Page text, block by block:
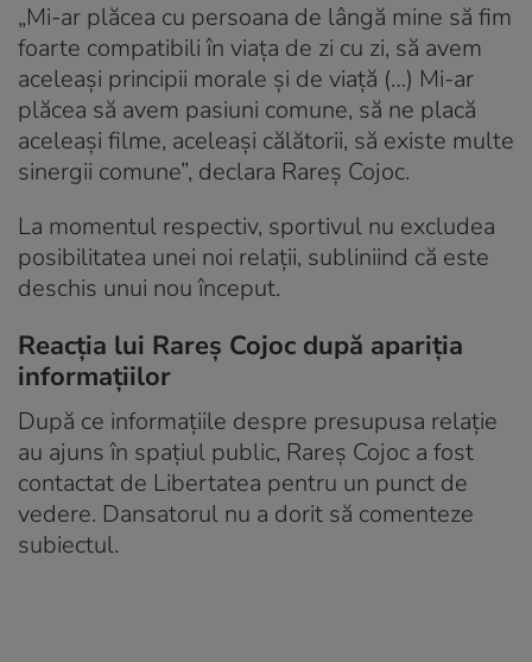
„Mi-ar plăcea cu persoana de lângă mine să fim
foarte compatibili în viața de zi cu zi, să avem
aceleași principii morale și de viață (…) Mi-ar
plăcea să avem pasiuni comune, să ne placă
aceleași filme, aceleași călătorii, să existe multe
sinergii comune”, declara Rareș Cojoc.
La momentul respectiv, sportivul nu excludea
posibilitatea unei noi relații, subliniind că este
deschis unui nou început.
Reacția lui Rareș Cojoc după apariția
informațiilor
După ce informațiile despre presupusa relație
au ajuns în spațiul public, Rareș Cojoc a fost
contactat de Libertatea pentru un punct de
vedere. Dansatorul nu a dorit să comenteze
subiectul.